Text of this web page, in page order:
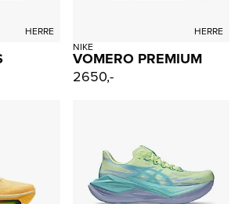
HERRE
HERRE
NIKE
VOMERO PREMIUM
2650,-